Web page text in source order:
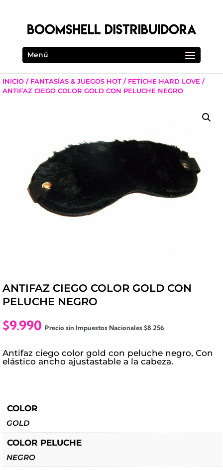
Menú
INICIO / FANTASÍAS & JUEGOS HOT / FETICHE HARD LOVE /
ANTIFAZ CIEGO COLOR GOLD CON PELUCHE NEGRO
ANTIFAZ CIEGO COLOR GOLD CON
PELUCHE NEGRO
$9.990 Precio sin Impuestos Nacionales$8.256
Antifaz ciego color gold con peluche negro, Con
elástico ancho ajustastable a la cabeza.
COLOR
GOLD
COLOR PELUCHE
NEGRO